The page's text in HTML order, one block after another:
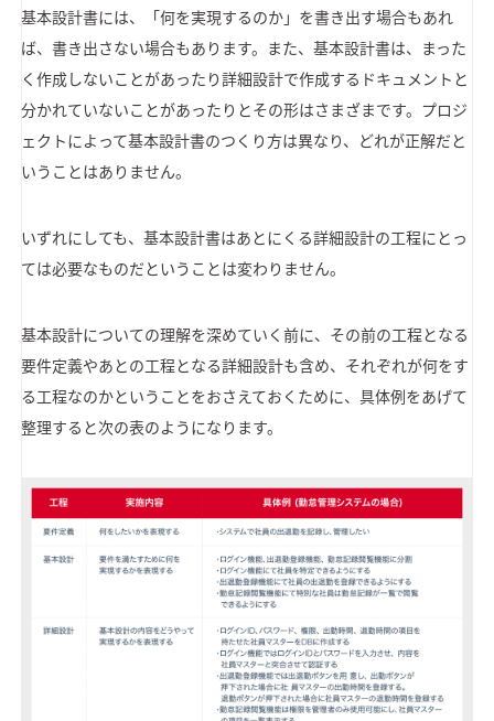
基本設計書には、「何を実現するのか」を書き出す場合もあれ
ば、書き出さない場合もあります。また、基本設計書は、まった
く作成しないことがあったり詳細設計で作成するドキュメントと
分かれていないことがあったりとその形はさまざまです。プロジ
ェクトによって基本設計書のつくり方は異なり、どれが正解だと
いうことはありません。
いずれにしても、基本設計書はあとにくる詳細設計の工程にとっ
ては必要なものだということは変わりません。
基本設計についての理解を深めていく前に、その前の工程となる
要件定義やあとの工程となる詳細設計も含め、それぞれが何をす
る工程なのかということをおさえておくために、具体例をあげて
整理すると次の表のようになります。